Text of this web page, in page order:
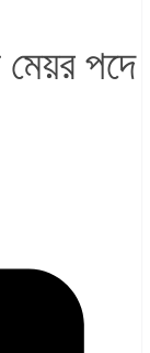
মেয়র পদে